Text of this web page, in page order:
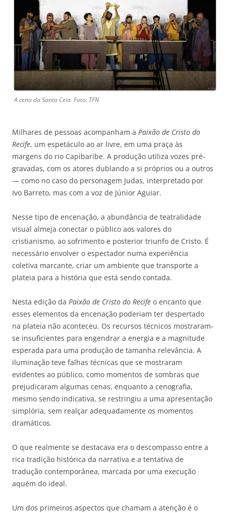
A cena da Santa Ceia. Foto: TFN
Milhares de pessoas acompanham a Paixão de Cristo do
Recife, um espetáculo ao ar livre, em uma praça às
margens do rio Capibaribe. A produção utiliza vozes pré-
gravadas, com os atores dublando a si próprios ou a outros
— como no caso do personagem Judas, interpretado por
Ivo Barreto, mas com a voz de Júnior Aguiar.
Nesse tipo de encenação, a abundância de teatralidade
visual almeja conectar o público aos valores do
cristianismo, ao sofrimento e posterior triunfo de Cristo. É
necessário envolver o espectador numa experiência
coletiva marcante, criar um ambiente que transporte a
plateia para a história que está sendo contada.
Nesta edição da Paixão de Cristo do Recife o encanto que
esses elementos da encenação poderiam ter despertado
na plateia não aconteceu. Os recursos técnicos mostraram-
se insuficientes para engendrar a energia e a magnitude
esperada para uma produção de tamanha relevância. A
iluminação teve falhas técnicas que se mostraram
evidentes ao público, como momentos de sombras que
prejudicaram algumas cenas, enquanto a cenografia,
mesmo sendo indicativa, se restringiu a uma apresentação
simplória, sem realçar adequadamente os momentos
dramáticos.
O que realmente se destacava era o descompasso entre a
rica tradição histórica da narrativa e a tentativa de
tradução contemporânea, marcada por uma execução
aquém do ideal.
Um dos primeiros aspectos que chamam a atenção é o